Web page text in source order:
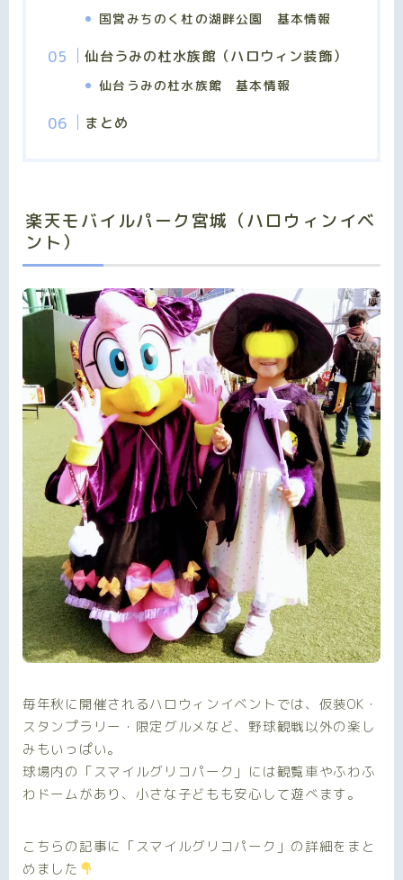
国営みちのく杜の湖畔公園 基本情報
仙台うみの杜水族館（ハロウィン装飾）
仙台うみの杜水族館 基本情報
まとめ
楽天モバイルパーク宮城（ハロウィンイベ
ント）
毎年秋に開催されるハロウィンイベントでは、仮装OK・
スタンプラリー・限定グルメなど、野球観戦以外の楽し
みもいっぱい。
球場内の「スマイルグリコパーク」には観覧車やふわふ
わドームがあり、小さな子どもも安心して遊べます。
こちらの記事に「スマイルグリコパーク」の詳細をまと
めました